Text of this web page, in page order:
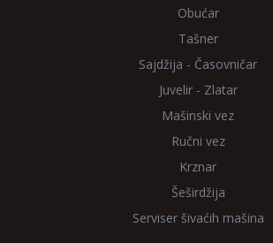
Obućar
Tašner
Sajdžija - Časovničar
Juvelir - Zlatar
Mašinski vez
Ručni vez
Krznar
Šeširdžija
Serviser šivaćih mašina